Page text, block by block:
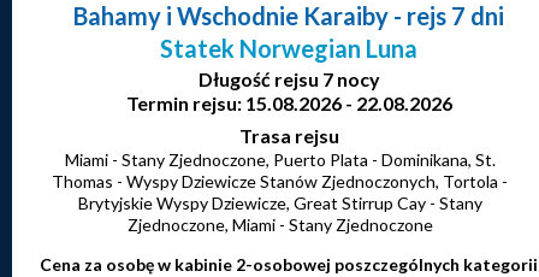
Bahamy i Wschodnie Karaiby - rejs 7 dni
Statek Norwegian Luna
Długość rejsu 7 nocy
Termin rejsu: 15.08.2026 - 22.08.2026
Trasa rejsu
Miami - Stany Zjednoczone, Puerto Plata - Dominikana, St.
Thomas - Wyspy Dziewicze Stanów Zjednoczonych, Tortola -
Brytyjskie Wyspy Dziewicze, Great Stirrup Cay - Stany
Zjednoczone, Miami - Stany Zjednoczone
Cena za osobę w kabinie 2-osobowej poszczególnych kategorii